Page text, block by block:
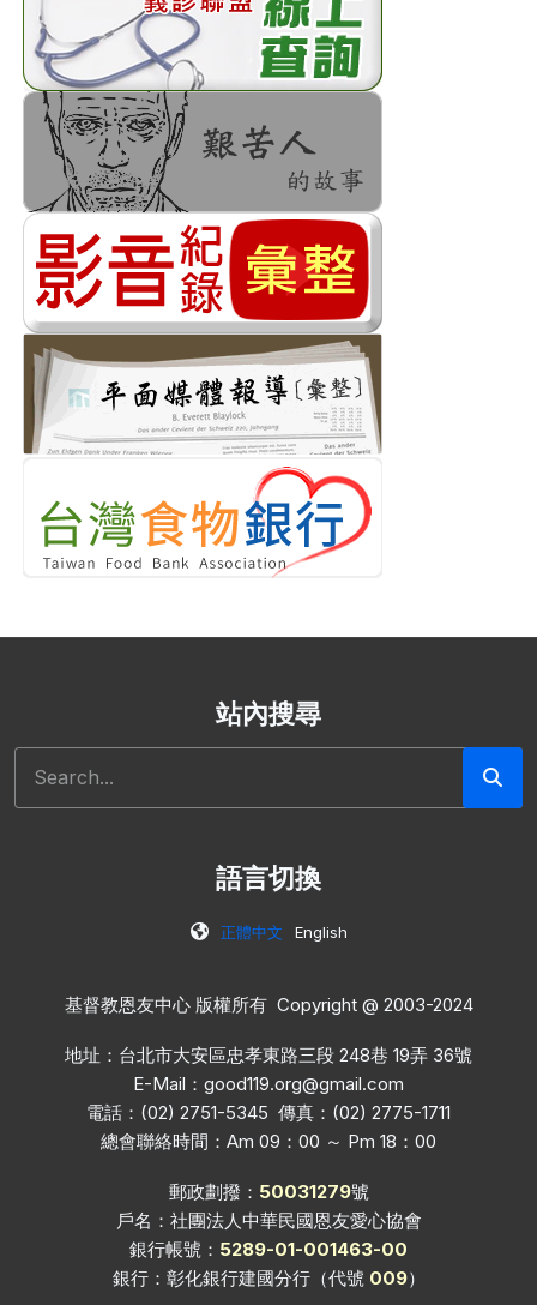
站內搜尋
語言切換
正體中文 English
基督教恩友中心 版權所有 Copyright @ 2003-2024
地址：台北市大安區忠孝東路三段 248巷 19弄 36號
E-Mail： good119.org@gmail.com
電話：(02) 2751-5345 傳真：(02) 2775-1711
總會聯絡時間：Am 09：00 ～ Pm 18：00
郵政劃撥： 50031279號
戶名：社團法人中華民國恩友愛心協會
銀行帳號： 5289-01-001463-00
銀行：彰化銀行建國分行（代號 009）